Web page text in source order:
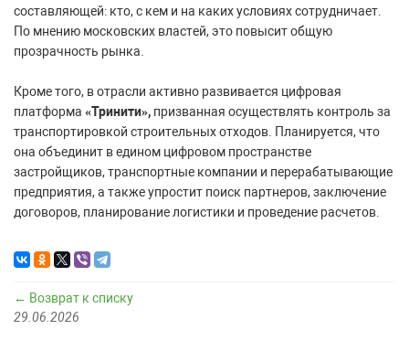
составляющей: кто, с кем и на каких условиях сотрудничает.
По мнению московских властей, это повысит общую
прозрачность рынка.
Кроме того, в отрасли активно развивается цифровая
платформа «Тринити», призванная осуществлять контроль за
транспортировкой строительных отходов. Планируется, что
она объединит в едином цифровом пространстве
застройщиков, транспортные компании и перерабатывающие
предприятия, а также упростит поиск партнеров, заключение
договоров, планирование логистики и проведение расчетов.
← Возврат к списку
29.06.2026